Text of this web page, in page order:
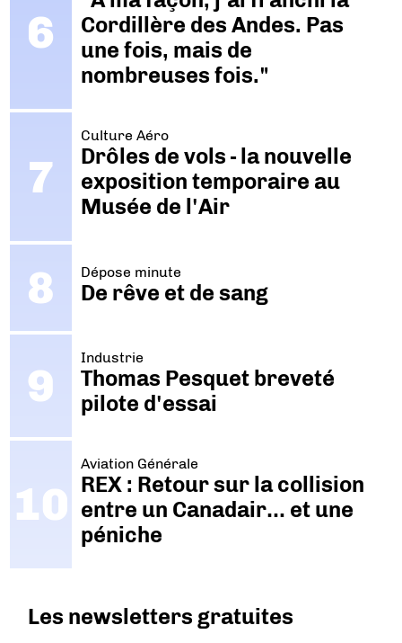
Cordillère des Andes. Pas
une fois, mais de
nombreuses fois."
Culture Aéro
Drôles de vols - la nouvelle
exposition temporaire au
Musée de l'Air
Dépose minute
De rêve et de sang
Industrie
Thomas Pesquet breveté
pilote d'essai
Aviation Générale
REX : Retour sur la collision
entre un Canadair… et une
péniche
Les newsletters gratuites